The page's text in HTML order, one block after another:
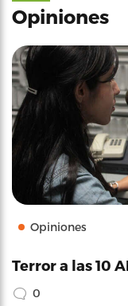
Opiniones
Opiniones
Terror a las 10
0